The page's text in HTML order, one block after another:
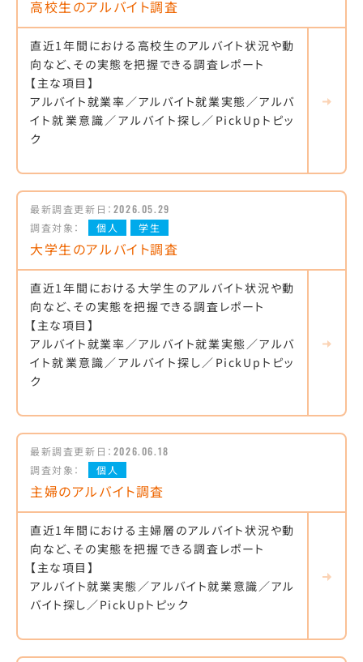
高校生のアルバイト調査
直近1年間における高校生のアルバイト状況や動
向など、その実態を把握できる調査レポート
【主な項目】
アルバイト就業率／アルバイト就業実態／アルバ
イト就業意識／アルバイト探し／PickUpトピッ
ク
最新調査更新日： 2026.05.29
調査対象：
個人 学生
大学生のアルバイト調査
直近1年間における大学生のアルバイト状況や動
向など、その実態を把握できる調査レポート
【主な項目】
アルバイト就業率／アルバイト就業実態／アルバ
イト就業意識／アルバイト探し／PickUpトピッ
ク
最新調査更新日： 2026.06.18
調査対象：
個人
主婦のアルバイト調査
直近1年間における主婦層のアルバイト状況や動
向など、その実態を把握できる調査レポート
【主な項目】
アルバイト就業実態／アルバイト就業意識／アル
バイト探し／PickUpトピック